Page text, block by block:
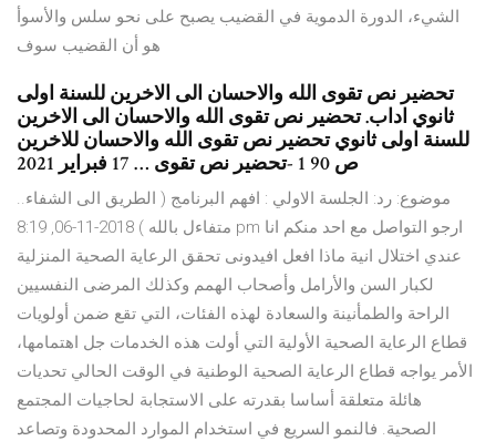
الشيء، الدورة الدموية في القضيب يصبح على نحو سلس والأسوأ
هو أن القضيب سوف
تحضير نص تقوى الله والاحسان الى الاخرين للسنة اولى
ثانوي اداب. تحضير نص تقوى الله والاحسان الى الاخرين
للسنة اولى ثانوي تحضير نص تقوى الله والاحسان للاخرين
ص 90 1 -تحضير نص تقوى … 17 فبراير 2021
موضوع: رد: الجلسة الاولي : افهم البرنامج ( الطريق الى الشفاء..
متفاءل بالله ) 2018-11-06, 8:19 pm ارجو التواصل مع احد منكم انا
عندي اختلال انية ماذا افعل افيدونى تحقق الرعاية الصحية المنزلية
لكبار السن والأرامل وأصحاب الهمم وكذلك المرضى النفسيين
الراحة والطمأنينة والسعادة لهذه الفئات، التي تقع ضمن أولويات
قطاع الرعاية الصحية الأولية التي أولت هذه الخدمات جل اهتمامها،
الأمر يواجه قطاع الرعاية الصحية الوطنية في الوقت الحالي تحديات
هائلة متعلقة أساسا بقدرته على الاستجابة لحاجيات المجتمع
الصحية. فالنمو السريع في استخدام الموارد المحدودة وتصاعد